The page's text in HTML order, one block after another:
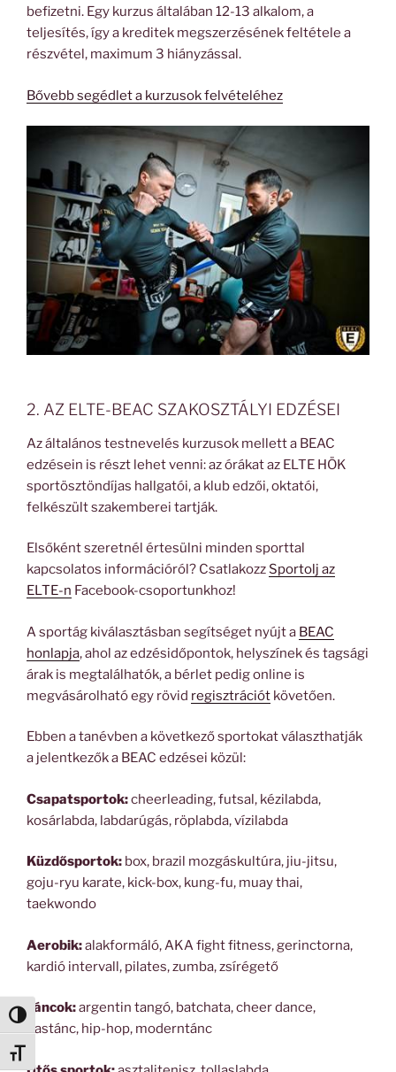
Nagy kontraszt váltása
Betűméret váltása
befizetni. Egy kurzus általában 12-13 alkalom, a
teljesítés, így a kreditek megszerzésének feltétele a
részvétel, maximum 3 hiányzással.
Bővebb segédlet a kurzusok felvételéhez
2. AZ ELTE-BEAC SZAKOSZTÁLYI EDZÉSEI
Az általános testnevelés kurzusok mellett a BEAC
edzésein is részt lehet venni: az órákat az ELTE HÖK
sportösztöndíjas hallgatói, a klub edzői, oktatói,
felkészült szakemberei tartják.
Elsőként szeretnél értesülni minden sporttal
kapcsolatos információról? Csatlakozz Sportolj az
ELTE-n Facebook-csoportunkhoz!
A sportág kiválasztásban segítséget nyújt a BEAC
honlapja, ahol az edzésidőpontok, helyszínek és tagsági
árak is megtalálhatók, a bérlet pedig online is
megvásárolható egy rövid regisztrációt követően.
Ebben a tanévben a következő sportokat választhatják
a jelentkezők a BEAC edzései közül:
Csapatsportok:cheerleading, futsal, kézilabda,
kosárlabda, labdarúgás, röplabda, vízilabda
Küzdősportok: box, brazil mozgáskultúra, jiu-jitsu,
goju-ryu karate, kick-box, kung-fu, muay thai,
taekwondo
Aerobik:alakformáló, AKA fight fitness, gerinctorna,
kardió intervall, pilates, zumba, zsírégető
Táncok:argentin tangó, batchata, cheer dance,
hastánc, hip-hop, moderntánc